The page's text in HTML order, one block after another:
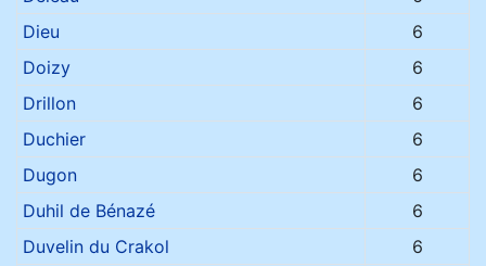
Dieu
6
Doizy
6
Drillon
6
Duchier
6
Dugon
6
Duhil de Bénazé
6
Duvelin du Crakol
6